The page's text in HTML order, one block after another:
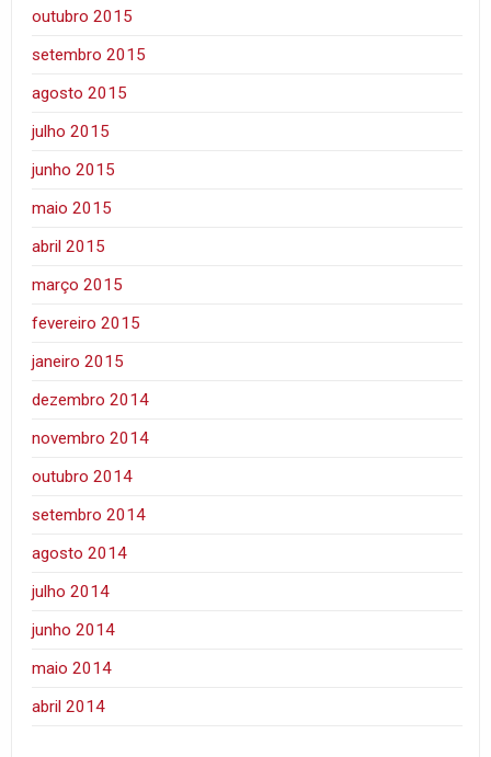
outubro 2015
setembro 2015
agosto 2015
julho 2015
junho 2015
maio 2015
abril 2015
março 2015
fevereiro 2015
janeiro 2015
dezembro 2014
novembro 2014
outubro 2014
setembro 2014
agosto 2014
julho 2014
junho 2014
maio 2014
abril 2014